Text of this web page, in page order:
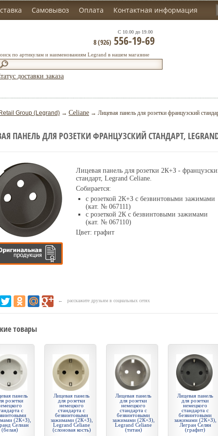
Самовывоз Оплата Контактная информация
по артикулам и наименованиям Legrand в нашем магазине
С 10.00 до 19.00
8 (926) 556-19-69
доставки заказа
Group (Legrand) → Celiane → Лицевая панель для розетки французский
ПАНЕЛЬ ДЛЯ РОЗЕТКИ ФРАНЦУЗСКИЙ СТАНДАРТ,
Лицевая панель для розетки 2К+З -
стандарт, Legrand Celiane.
Собирается:
с розеткой 2К+З с безвинтовыми зажимами
(кат. № 067111)
с розеткой 2К с безвинтовыми зажимами
(кат. № 067110)
Цвет: графит
← расскажите друзьям в социальных сетях
товары
панель
розетки
с
(2К+З),
Селиан
(белая)
Лицевая панель
для розетки
немецкого
стандарта с
безвинтовыми
зажимами (2К+З),
Legrand Celiane
(слоновая кость)
Лицевая панель
для розетки
немецкого
стандарта с
безвинтовыми
зажимами (2К+З),
Legrand Celiane
(титан)
Лицевая панель
для розетки
немецкого
стандарта с
безвинтовыми
зажимами (2К+З),
Легран Селян
(графит)